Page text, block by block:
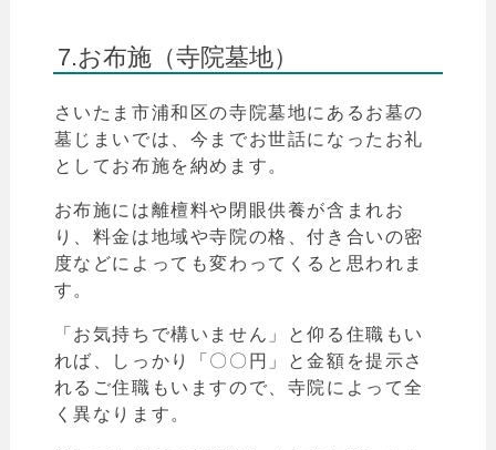
7.お布施（寺院墓地）
さいたま市浦和区の寺院墓地にあるお墓の
墓じまいでは、今までお世話になったお礼
としてお布施を納めます。
お布施には離檀料や閉眼供養が含まれお
り、料金は地域や寺院の格、付き合いの密
度などによっても変わってくると思われま
す。
「お気持ちで構いません」と仰る住職もい
れば、しっかり
「 〇〇円」と金額を提示さ
れるご住職もいますので、寺院によって全
く異なります。